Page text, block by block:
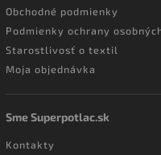
Obchodné podmienky
Podmienky ochrany
Starostlivosť o textil
Moja objednávka
Sme Superpotlac.sk
Kontakty